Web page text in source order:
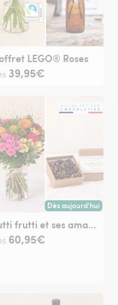
LEGO® Roses
39,95€
(pour toute commande passée
Dès aujourd'hui
Livraison dès
Tutti frutti et ses amandes au chocolat
60,95€